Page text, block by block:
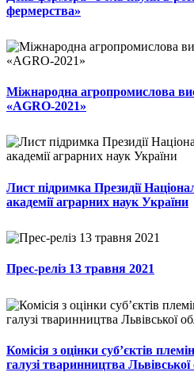
фермерства»
Міжнародна агропромислова
«AGRO-2021»
Лист підримка Президії
академії аграрних наук України
Прес-реліз 13 травня 2021
Комісія з оцінки суб’єктів
галузі тваринництва Львівської